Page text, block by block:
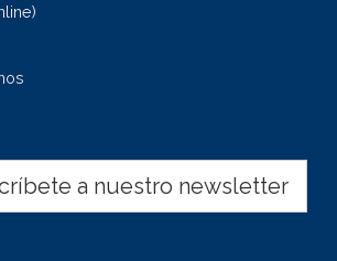
a nuestro newsletter